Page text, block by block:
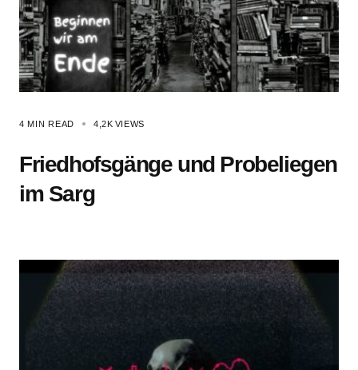
4 MIN READ 4,2K VIEWS
Friedhofsgänge und Probeliegen
im Sarg